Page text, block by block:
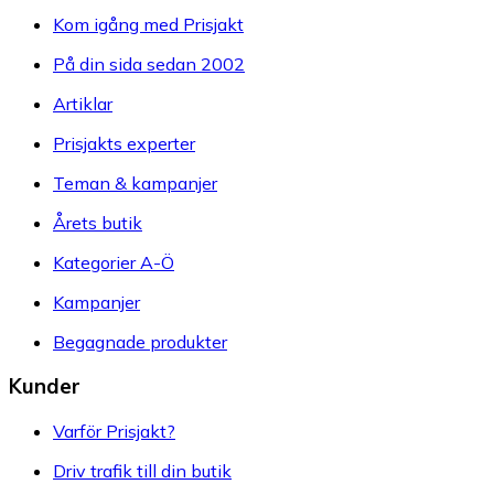
Kom igång med Prisjakt
På din sida sedan 2002
Artiklar
Prisjakts experter
Teman & kampanjer
Årets butik
Kategorier A-Ö
Kampanjer
Begagnade produkter
Kunder
Varför Prisjakt?
Driv trafik till din butik